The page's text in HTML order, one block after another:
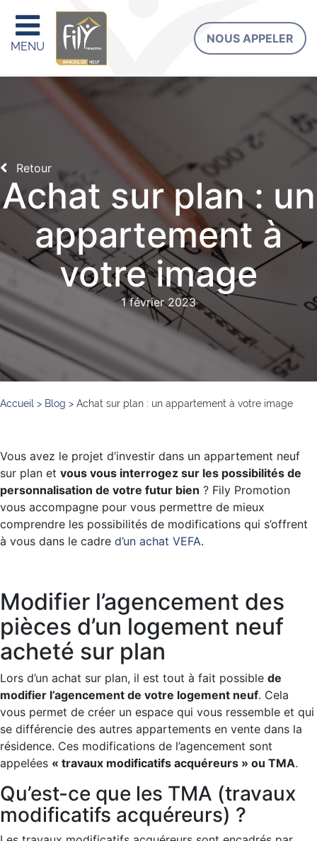
MENU
NOUS APPELER
Retour
Achat sur plan : un
appartement à
votre image
1 février 2023
Accueil > Blog > Achat sur plan : un appartement à votre image
Vous avez le projet d’investir dans un appartement neuf
sur plan et vous vous interrogez sur les possibilités de
personnalisation de votre futur bien ? Fily Promotion
vous accompagne pour vous permettre de mieux
comprendre les possibilités de modifications qui s’offrent
à vous dans le cadre d’un achat VEFA.
Modifier l’agencement des
pièces d’un logement neuf
acheté sur plan
Lors d’un achat sur plan, il est tout à fait possible de
modifier l’agencement de votre logement neuf. Cela
vous permet de créer un espace qui vous ressemble et qui
se différencie des autres appartements en vente dans la
résidence. Ces modifications de l’agencement sont
appelées « travaux modificatifs acquéreurs » ou TMA.
Qu’est-ce que les TMA (travaux
modificatifs acquéreurs) ?